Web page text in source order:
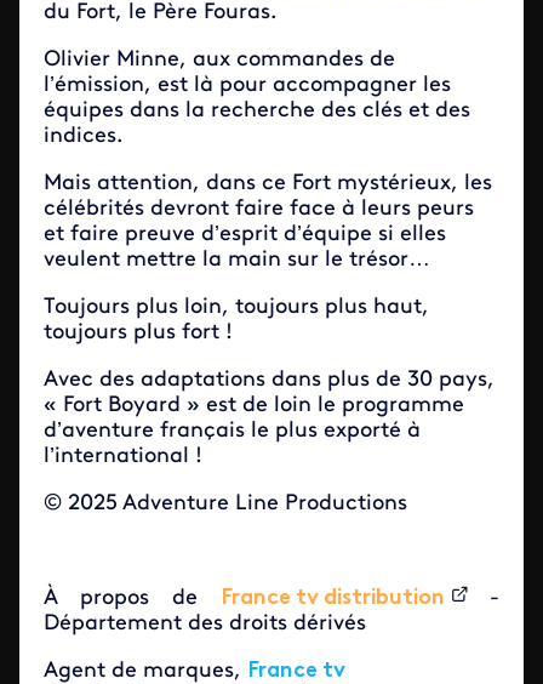
du Fort, le Père Fouras.
Olivier Minne, aux commandes de
l’émission, est là pour accompagner les
équipes dans la recherche des clés et des
indices.
Mais attention, dans ce Fort mystérieux, les
célébrités devront faire face à leurs peurs
et faire preuve d’esprit d’équipe si elles
veulent mettre la main sur le trésor…
Toujours plus loin, toujours plus haut,
toujours plus fort !
Avec des adaptations dans plus de 30 pays,
« Fort Boyard » est de loin le programme
d’aventure français le plus exporté à
l’international !
© 2025 Adventure Line Productions
À propos de France tv distribution
-
Département des droits dérivés
Agent de marques, France tv